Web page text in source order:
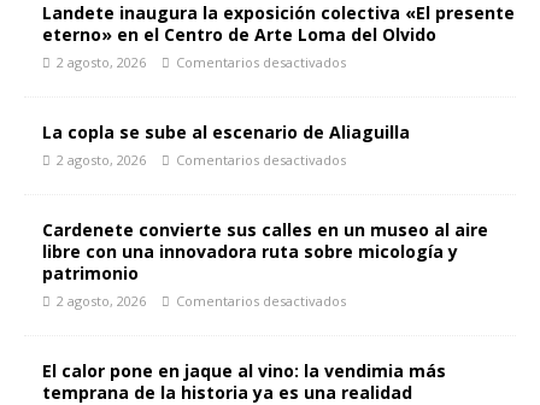
Landete inaugura la exposición colectiva «El presente
eterno» en el Centro de Arte Loma del Olvido
2 agosto, 2026 Comentarios desactivados
La copla se sube al escenario de Aliaguilla
2 agosto, 2026 Comentarios desactivados
Cardenete convierte sus calles en un museo al aire
libre con una innovadora ruta sobre micología y
patrimonio
2 agosto, 2026 Comentarios desactivados
El calor pone en jaque al vino: la vendimia más
temprana de la historia ya es una realidad